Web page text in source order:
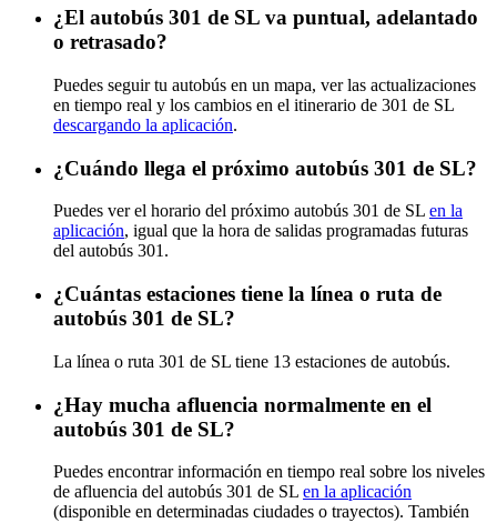
¿El autobús 301 de SL va puntual, adelantado
o retrasado?
Puedes seguir tu autobús en un mapa, ver las actualizaciones
en tiempo real y los cambios en el itinerario de 301 de SL
descargando la aplicación.
¿Cuándo llega el próximo autobús 301 de SL?
Puedes ver el horario del próximo autobús 301 de SL en la
aplicación, igual que la hora de salidas programadas futuras
del autobús 301.
¿Cuántas estaciones tiene la línea o ruta de
autobús 301 de SL?
La línea o ruta 301 de SL tiene 13 estaciones de autobús.
¿Hay mucha afluencia normalmente en el
autobús 301 de SL?
Puedes encontrar información en tiempo real sobre los niveles
de afluencia del autobús 301 de SL en la aplicación
(disponible en determinadas ciudades o trayectos). También